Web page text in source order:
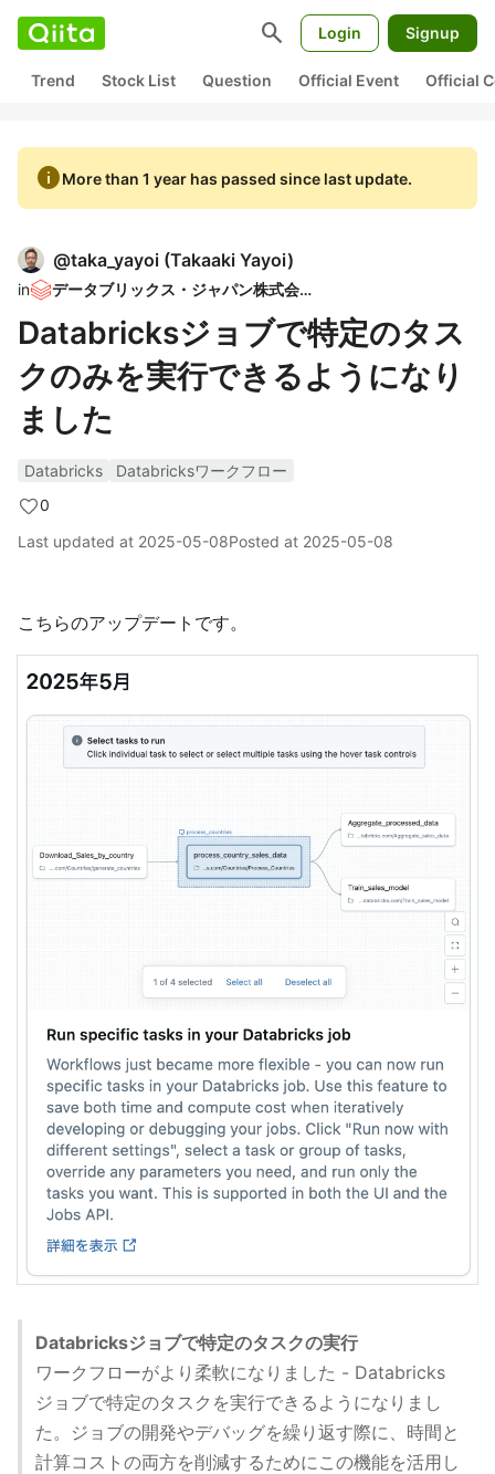
search Login Signup
Trend Stock List Question Official Event Official
infoMore than 1 year has passed since last update.
@taka_yayoi (Takaaki Yayoi)
in データブリックス・ジャパン株式会社
Databricksジョブで特定のタス
クのみを実行できるようになり
ました
Databricks
Databricksワークフロー
0
Last updated at 2025-05-08Posted at 2025-05-08
こちらのアップデートです。
Databricksジョブで特定のタスクの実行
ワークフローがより柔軟になりました - Databricks
ジョブで特定のタスクを実行できるようになりまし
た。ジョブの開発やデバッグを繰り返す際に、時間と
計算コストの両方を削減するためにこの機能を活用し